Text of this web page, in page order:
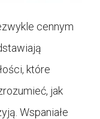
cennym
które
jak
Wspaniałe